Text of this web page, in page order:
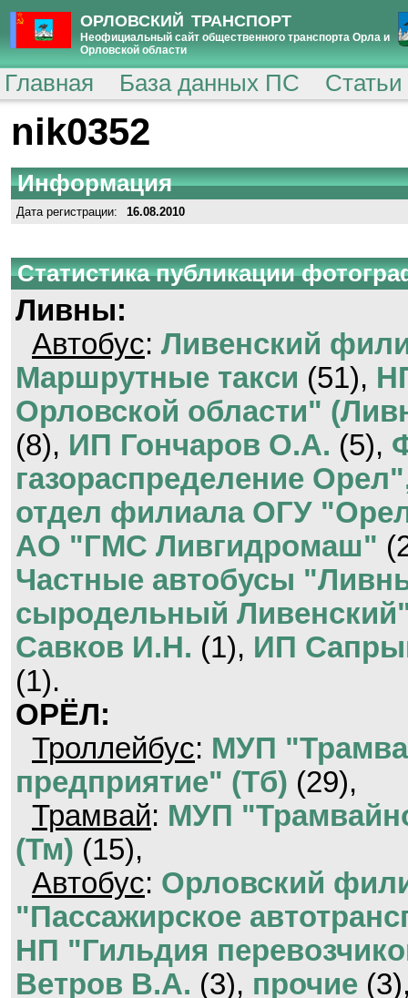
ОРЛОВСКИЙ ТРАНСПОРТ
Неофициальный сайт общественного транспорта Орла и
Орловской области
Главная База данных ПС
nik0352
Информация
Дата регистрации: 16.08.2010
Статистика публикации
Ливны:
Автобус: Ливенский
Маршрутные такси (51),
Орловской области"
(8), ИП Гончаров О.А. (5),
газораспределение
отдел филиала ОГУ
АО "ГМС Ливгидромаш"
Частные автобусы
сыродельный
Савков И.Н. (1), ИП
(1).
ОРЁЛ:
Троллейбус: МУП
предприятие" (Тб) (29),
Трамвай: МУП
(Тм) (15),
Автобус: Орловский
"Пассажирское
НП "Гильдия
Ветров В.А. (3), прочие